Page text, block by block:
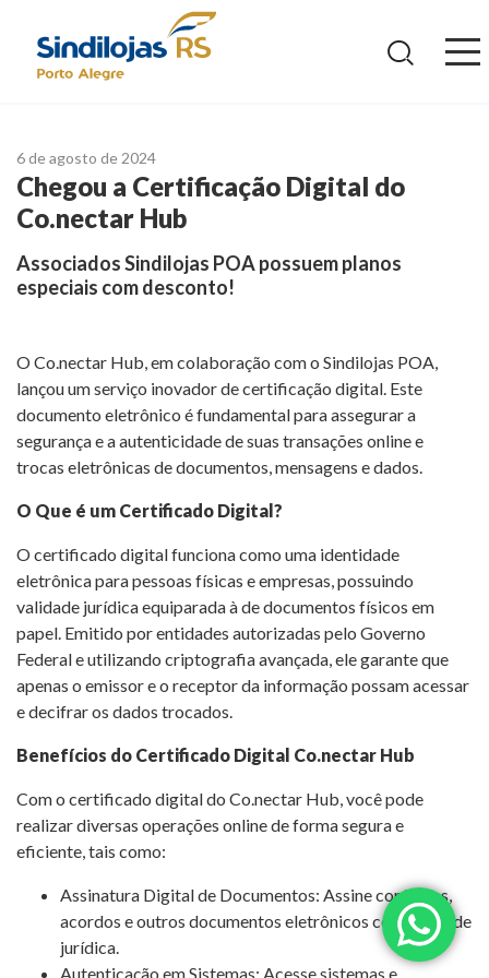
6 de agosto de 2024
Chegou a Certificação Digital do
Co.nectar Hub
Associados Sindilojas POA possuem planos
especiais com desconto!
O Co.nectar Hub, em colaboração com o Sindilojas POA,
lançou um serviço inovador de certificação digital. Este
documento eletrônico é fundamental para assegurar a
segurança e a autenticidade de suas transações online e
trocas eletrônicas de documentos, mensagens e dados.
O Que é um Certificado Digital?
O certificado digital funciona como uma identidade
eletrônica para pessoas físicas e empresas, possuindo
validade jurídica equiparada à de documentos físicos em
papel. Emitido por entidades autorizadas pelo Governo
Federal e utilizando criptografia avançada, ele garante que
apenas o emissor e o receptor da informação possam acessar
e decifrar os dados trocados.
Benefícios do Certificado Digital Co.nectar Hub
Com o certificado digital do Co.nectar Hub, você pode
realizar diversas operações online de forma segura e
eficiente, tais como:
Assinatura Digital de Documentos: Assine contratos,
acordos e outros documentos eletrônicos com validade
jurídica.
Autenticação em Sistemas: Acesse sistemas e